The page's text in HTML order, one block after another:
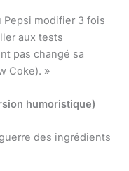
Pepsi modifier 3 fois
aux tests
pas changé sa
Coke). »
humoristique)
des ingrédients